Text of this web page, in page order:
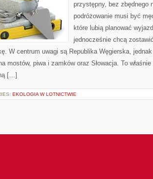
przystępny, bez zbędnego
podróżowanie musi być
które lubią planować
jednocześnie chcą
W centrum uwagi są Republika Węgierska,
mostów, piwa i zamków oraz Słowacja. To
[…]
EKOLOGIA W LOTNICTWIE